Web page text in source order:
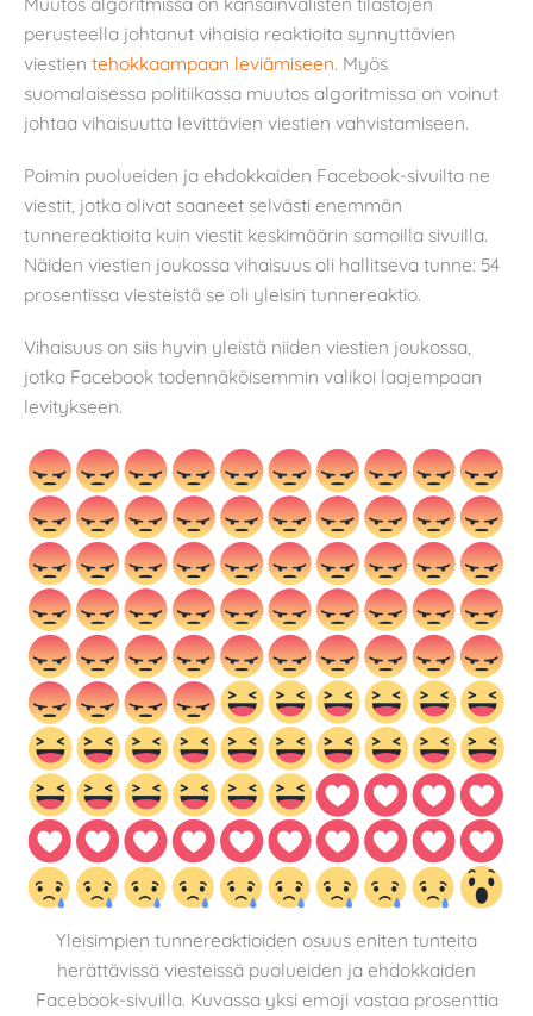
perusteella johtanut vihaisia reaktioita synnyttävien
viestien tehokkaampaan leviämiseen. Myös
suomalaisessa politiikassa muutos algoritmissa on voinut
johtaa vihaisuutta levittävien viestien vahvistamiseen.
Poimin puolueiden ja ehdokkaiden Facebook-sivuilta ne
viestit, jotka olivat saaneet selvästi enemmän
tunnereaktioita kuin viestit keskimäärin samoilla sivuilla.
Näiden viestien joukossa vihaisuus oli hallitseva tunne: 54
prosentissa viesteistä se oli yleisin tunnereaktio.
Vihaisuus on siis hyvin yleistä niiden viestien joukossa,
jotka Facebook todennäköisemmin valikoi laajempaan
levitykseen.
Yleisimpien tunnereaktioiden osuus eniten tunteita
herättävissä viesteissä puolueiden ja ehdokkaiden
Facebook-sivuilla. Kuvassa yksi emoji vastaa prosenttia